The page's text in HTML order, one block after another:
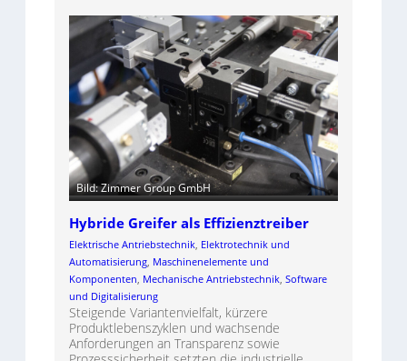
Bild: Zimmer Group GmbH
Hybride Greifer als Effizienztreiber
Elektrische Antriebstechnik, Elektrotechnik und
Automatisierung, Maschinenelemente und
Komponenten Mechanische Antriebstechnik, Software
und Digitalisierung
Steigende Variantenvielfalt, kürzere
Produktlebenszyklen und wachsende
Anforderungen an Transparenz sowie